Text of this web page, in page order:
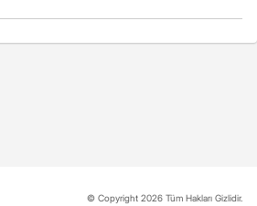
© Copyright 2026 Tüm Hakları Gizlidir.